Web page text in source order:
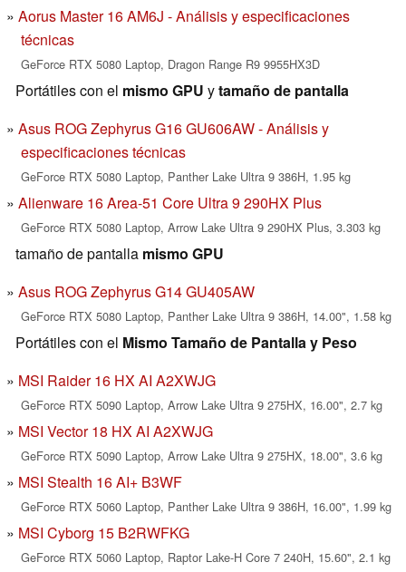
Aorus Master 16 AM6J - Análisis y especificaciones
técnicas
GeForce RTX 5080 Laptop, Dragon Range R9 9955HX3D
Portátiles con el mismo GPU ytamaño de pantalla
Asus ROG Zephyrus G16 GU606AW - Análisis y
especificaciones técnicas
GeForce RTX 5080 Laptop, Panther Lake Ultra 9 386H, 1.95 kg
Alienware 16 Area-51 Core Ultra 9 290HX Plus
GeForce RTX 5080 Laptop, Arrow Lake Ultra 9 290HX Plus, 3.303 kg
tamaño de pantalla mismo GPU
Asus ROG Zephyrus G14 GU405AW
GeForce RTX 5080 Laptop, Panther Lake Ultra 9 386H, 14.00", 1.58 kg
Portátiles con el Mismo Tamaño de Pantalla y Peso
MSI Raider 16 HX AI A2XWJG
GeForce RTX 5090 Laptop, Arrow Lake Ultra 9 275HX, 16.00", 2.7 kg
MSI Vector 18 HX AI A2XWJG
GeForce RTX 5090 Laptop, Arrow Lake Ultra 9 275HX, 18.00", 3.6 kg
MSI Stealth 16 AI+ B3WF
GeForce RTX 5060 Laptop, Panther Lake Ultra 9 386H, 16.00", 1.99 kg
MSI Cyborg 15 B2RWFKG
GeForce RTX 5060 Laptop, Raptor Lake-H Core 7 240H, 15.60", 2.1 kg